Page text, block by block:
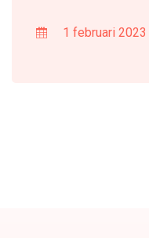
1 februari 2023